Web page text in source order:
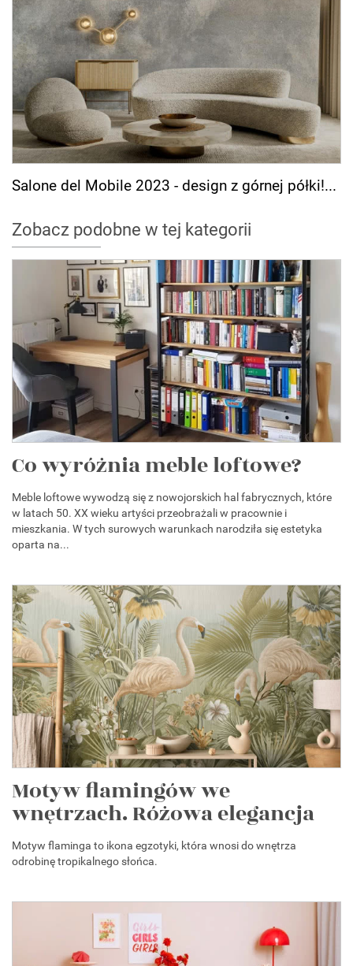
Salone del Mobile 2023 - design z górnej półki!...
Zobacz podobne w tej kategorii
Co wyróżnia meble loftowe?
Meble loftowe wywodzą się z nowojorskich hal fabrycznych, które
w latach 50. XX wieku artyści przeobrażali w pracownie i
mieszkania. W tych surowych warunkach narodziła się estetyka
oparta na...
Motyw flamingów we
wnętrzach. Różowa elegancja
Motyw flaminga to ikona egzotyki, która wnosi do wnętrza
odrobinę tropikalnego słońca.